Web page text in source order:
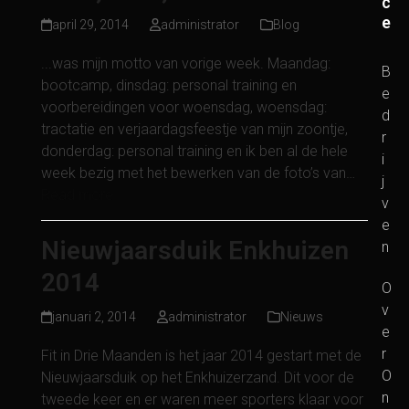
april 29, 2014 administrator Blog
...was mijn motto van vorige week. Maandag:
bootcamp, dinsdag: personal training en
voorbereidingen voor woensdag, woensdag:
tractatie en verjaardagsfeestje van mijn zoontje,
donderdag: personal training en ik ben al de hele
week bezig met het bewerken van de foto’s van…
Nieuwjaarsduik Enkhuizen
2014
januari 2, 2014 administrator Nieuws
Fit in Drie Maanden is het jaar 2014 gestart met de
Nieuwjaarsduik op het Enkhuizerzand. Dit voor de
tweede keer en er waren meer sporters klaar voor
e
B
e
d
r
i
j
v
e
n
O
v
e
r
O
n